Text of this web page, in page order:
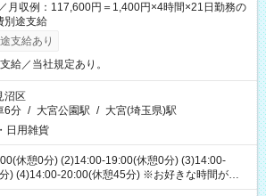
月収例：117,600円＝1,400円×4時間×21日勤務の
別途支給
支給あり
給／当社規定あり。
沼区
6分 / 大宮公園駅 / 大宮(埼玉県)駅
日用雑貨
休憩0分) (2)14:00-19:00(休憩0分) (3)14:00-
) (4)14:00-20:00(休憩45分) ※お好きな時間が選べ